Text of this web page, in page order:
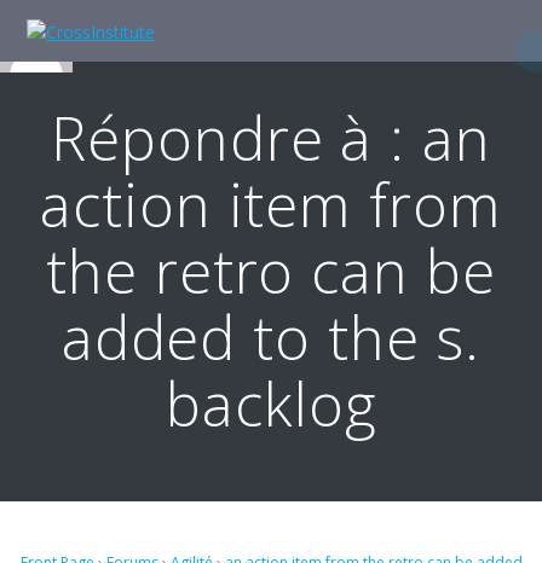
content
Répondre à : an
action item from
the retro can be
added to the s.
backlog